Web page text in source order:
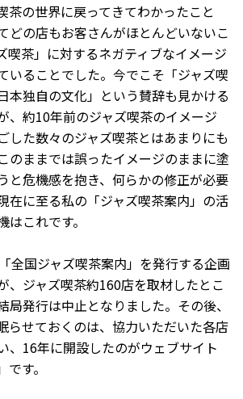
茶の世界に戻ってきてわかったこと
どの店もお客さんがほとんどいないこ
喫茶」に対するネガティブなイメージ
いることでした。今でこそ「ジャズ喫
本独自の文化」という賛辞も見かける
、約10年前のジャズ喫茶のイメージ
した数々のジャズ喫茶とはあまりにも
のままでは誤ったイメージのままに塗
と危機感を抱き、何らかの修正が必要
在に至る私の「ジャズ喫茶案内」の活
これです。
全国ジャズ喫茶案内」を発行する企画
、ジャズ喫茶約160店を取材したとこ
局発行は中止となりました。その後、
らせておくのは、協力いただいた各店
、16年に開設したのがウェブサイト
す。